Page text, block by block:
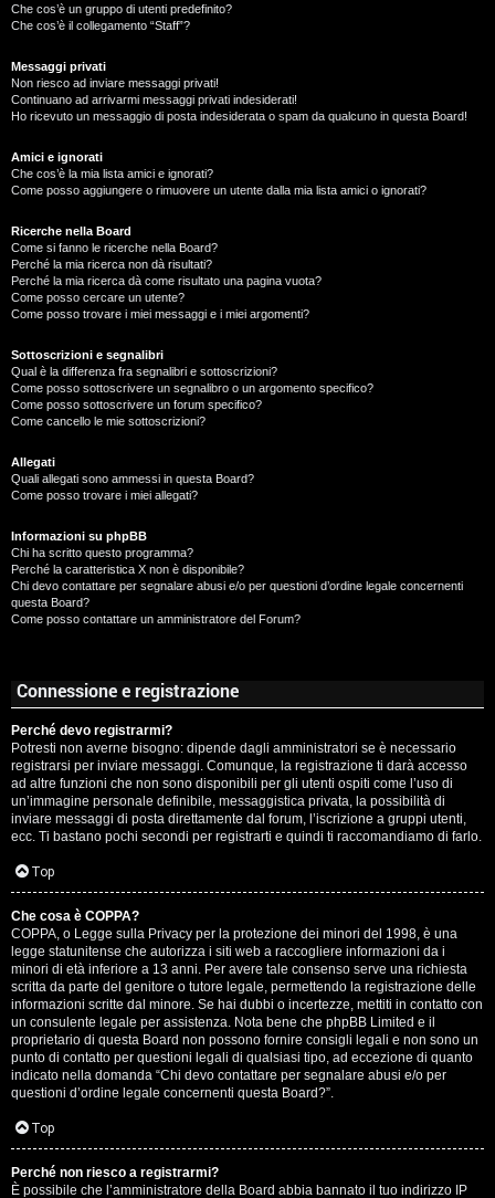
A
r
g
o
m
e
n
Che cos’è un gruppo di utenti predefinito?
Che cos’è il collegamento “Staff”?
Messaggi privati
Non riesco ad inviare messaggi privati!
Continuano ad arrivarmi messaggi privati indesiderati!
Ho ricevuto un messaggio di posta indesiderata o spam da qualcuno in questa Board!
Amici e ignorati
Che cos’è la mia lista amici e ignorati?
Come posso aggiungere o rimuovere un utente dalla mia lista amici o ignorati?
Ricerche nella Board
Come si fanno le ricerche nella Board?
Perché la mia ricerca non dà risultati?
Perché la mia ricerca dà come risultato una pagina vuota?
Come posso cercare un utente?
Come posso trovare i miei messaggi e i miei argomenti?
Sottoscrizioni e segnalibri
Qual è la differenza fra segnalibri e sottoscrizioni?
Come posso sottoscrivere un segnalibro o un argomento specifico?
Come posso sottoscrivere un forum specifico?
Come cancello le mie sottoscrizioni?
Allegati
Quali allegati sono ammessi in questa Board?
Come posso trovare i miei allegati?
Informazioni su phpBB
Chi ha scritto questo programma?
Perché la caratteristica X non è disponibile?
Chi devo contattare per segnalare abusi e/o per questioni d’ordine legale concernenti
questa Board?
Come posso contattare un amministratore del Forum?
Connessione e registrazione
Perché devo registrarmi?
Potresti non averne bisogno: dipende dagli amministratori se è necessario
registrarsi per inviare messaggi. Comunque, la registrazione ti darà accesso
ad altre funzioni che non sono disponibili per gli utenti ospiti come l’uso di
un’immagine personale definibile, messaggistica privata, la possibilità di
inviare messaggi di posta direttamente dal forum, l’iscrizione a gruppi utenti,
ecc. Ti bastano pochi secondi per registrarti e quindi ti raccomandiamo di farlo.
Top
Che cosa è COPPA?
COPPA, o Legge sulla Privacy per la protezione dei minori del 1998, è una
legge statunitense che autorizza i siti web a raccogliere informazioni da i
minori di età inferiore a 13 anni. Per avere tale consenso serve una richiesta
scritta da parte del genitore o tutore legale, permettendo la registrazione delle
informazioni scritte dal minore. Se hai dubbi o incertezze, mettiti in contatto con
un consulente legale per assistenza. Nota bene che phpBB Limited e il
proprietario di questa Board non possono fornire consigli legali e non sono un
punto di contatto per questioni legali di qualsiasi tipo, ad eccezione di quanto
indicato nella domanda “Chi devo contattare per segnalare abusi e/o per
questioni d’ordine legale concernenti questa Board?”.
Top
Perché non riesco a registrarmi?
È possibile che l’amministratore della Board abbia bannato il tuo indirizzo IP
T
o
p
i
c
A
t
t